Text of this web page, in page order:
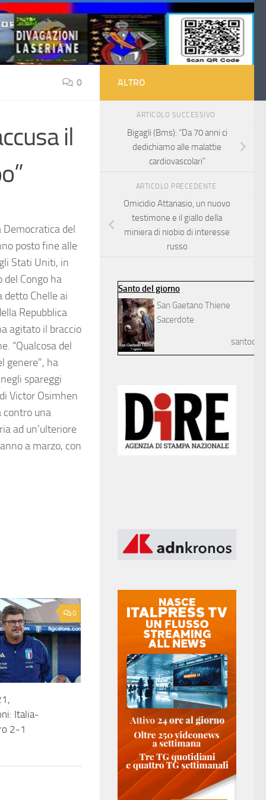
0
il
Democratica del
posto fine alle
Stati Uniti, in
del Congo ha
detto Chelle ai
Repubblica
agitato il braccio
“Qualcosa del
genere”, ha
spareggi
Victor Osimhen
contro una
ad un'ulteriore
a marzo, con
0
Italia-
2-1
ALTRO
ARTICOLO SUCCESSIVO
Bigagli (Bms): “Da 70 anni ci
dedichiamo alle malattie
cardiovascolari”
ARTICOLO PRECEDENTE
Omicidio Attanasio, un nuovo
testimone e il giallo della
miniera di niobio di interesse
russo
Santo del giorno
San Gaetano Thiene
Sacerdote